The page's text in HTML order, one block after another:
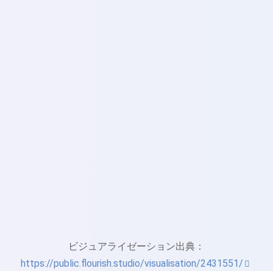
ビジュアライゼーション出典：
https://public.flourish.studio/visualisation/2431551/